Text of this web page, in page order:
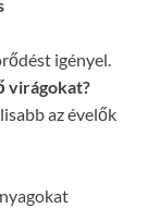
igényel.
virágokat?
az évelők